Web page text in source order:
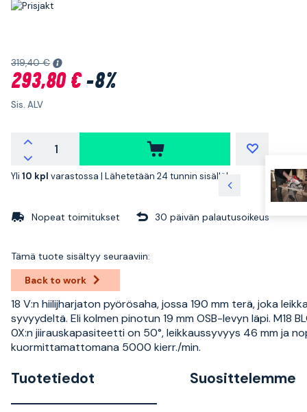
319,40 €
293,80 €-8%
Sis. ALV
Yli 10 kpl varastossa | Lähetetään 24 tunnin sisällä!
Nopeat toimitukset 30 päivän palautusoikeus
Tämä tuote sisältyy seuraaviin:
Back to work
18 V:n hiilijharjaton pyörösaha, jossa 190 mm terä, joka
syvyydeltä. Eli kolmen pinotun 19 mm OSB-levyn läpi. M18
0X:n jiirauskapasiteetti on 50°, leikkaussyvyys 46 mm ja
kuormittamattomana 5000 kierr./min.
Tuotetiedot Suosittelemme